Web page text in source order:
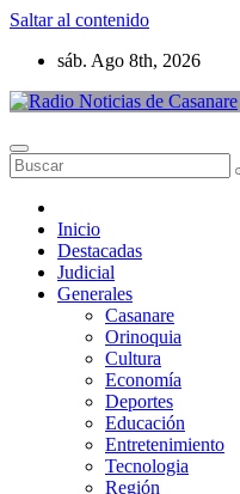
Saltar al contenido
sáb. Ago 8th, 2026
Inicio
Destacadas
Judicial
Generales
Casanare
Orinoquia
Cultura
Economía
Deportes
Educación
Entretenimiento
Tecnologia
Región